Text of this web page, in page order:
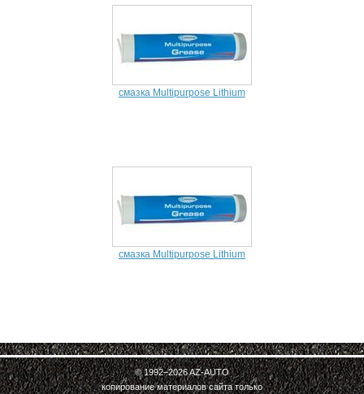
смазка Multipurpose Lithium
смазка Multipurpose Lithium
© 1992–2026AZ-AUTO
копирование материалов сайта только